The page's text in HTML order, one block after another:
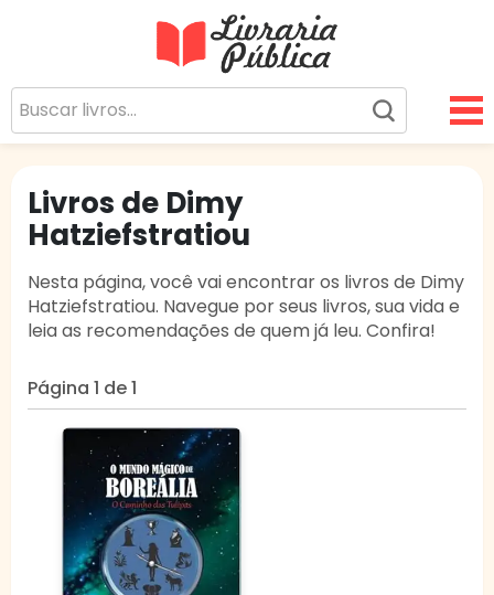
Sua Biblioteca Virtual Gratuita
Livros de Dimy
Hatziefstratiou
Nesta página, você vai encontrar os livros de Dimy
Hatziefstratiou. Navegue por seus livros, sua vida e
leia as recomendações de quem já leu. Confira!
Página 1 de 1